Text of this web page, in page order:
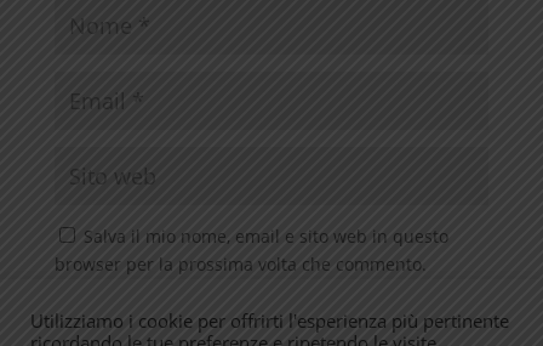
Salva il mio nome, email e sito web in questo
browser per la prossima volta che commento.
Utilizziamo i cookie per offrirti l'esperienza più pertinente